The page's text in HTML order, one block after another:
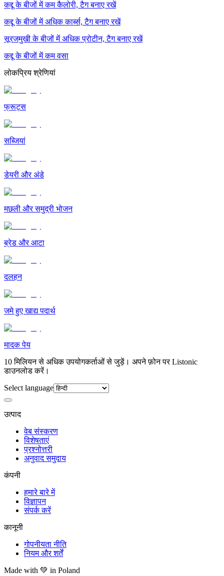
कद्दू के बीजों में कम कैलोरी, टैग बनाए रखें
कद्दू के बीजों में अधिक कार्ब्स, टैग बनाए रखें
सूरजमुखी के बीजों में अधिक प्रोटीन, टैग बनाए रखें
कद्दू के बीजों में कम वसा
लोकप्रिय श्रेणियां
फ्रूट्स
सब्जियां
डेयरी और अंडे
मछली और समुद्री भोजन
ब्रेड और आटा
दलहन
जमे हुए खाद्य पदार्थ
मादक पेय
10 मिलियन से अधिक उपयोगकर्ताओं से जुड़ें। अपने फ़ोन पर Listonic
डाउनलोड करें।
Select language
उत्पाद
वेब संस्करण
विशेषताएं
प्रश्नोत्तरी
अनुवाद समुदाय
कंपनी
हमारे बारे में
विज्ञापन
संपर्क करें
कानूनी
गोपनीयता नीति
नियम और शर्तें
Made with 💚 in Poland